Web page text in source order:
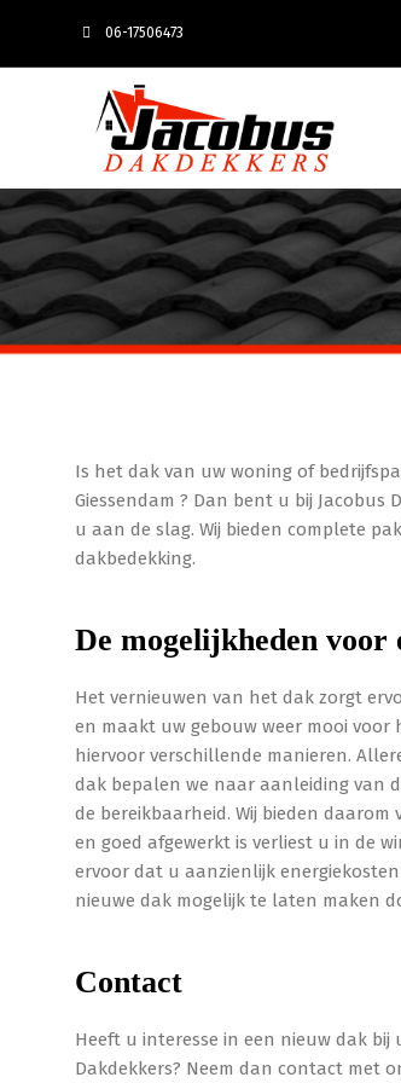
06-17506473
Is het dak van uw woning of
Giessendam ? Dan bent u bij Jacobus
u aan de slag. Wij bieden complete
dakbedekking.
De mogelijkheden voor
Het vernieuwen van het dak zorgt
en maakt uw gebouw weer mooi voor
hiervoor verschillende manieren.
dak bepalen we naar aanleiding van
de bereikbaarheid. Wij bieden
en goed afgewerkt is verliest u in de
ervoor dat u aanzienlijk
nieuwe dak mogelijk te laten maken
Contact
Heeft u interesse in een nieuw dak
Dakdekkers? Neem dan contact met